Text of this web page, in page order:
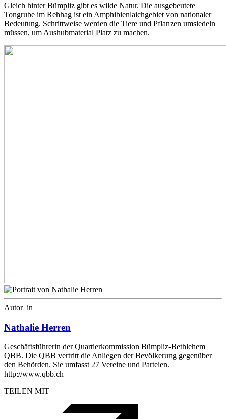
Gleich hinter Bümpliz gibt es wilde Natur. Die ausgebeutete
Tongrube im Rehhag ist ein Amphibienlaichgebiet von nationaler
Bedeutung. Schrittweise werden die Tiere und Pflanzen umsiedeln
müssen, um Aushubmaterial Platz zu machen.
Autor_in
Nathalie Herren
Geschäftsführerin der Quartierkommission Bümpliz-Bethlehem
QBB. Die QBB vertritt die Anliegen der Bevölkerung gegenüber
den Behörden. Sie umfasst 27 Vereine und Parteien.
http://www.qbb.ch
TEILEN MIT